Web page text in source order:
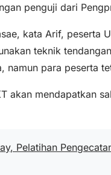
penguji dari
kata Arif, peserta
teknik
namun para peserta
akan mendapatkan
Pelatihan